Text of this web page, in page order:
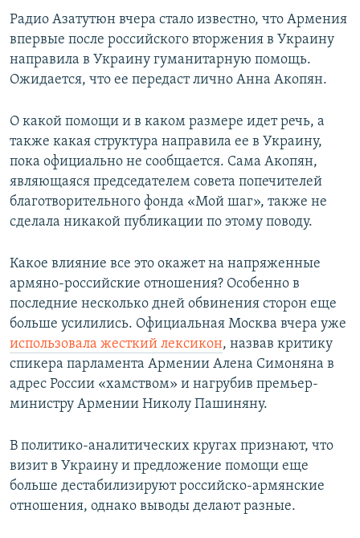
Радио Азатутюн вчера стало известно, что Армения
впервые после российского вторжения в Украину
направила в Украину гуманитарную помощь.
Ожидается, что ее передаст лично Анна Акопян.
О какой помощи и в каком размере идет речь, а
также какая структура направила ее в Украину,
пока официально не сообщается. Сама Акопян,
являющаяся председателем совета попечителей
благотворительного фонда «Мой шаг», также не
сделала никакой публикации по этому поводу.
Какое влияние все это окажет на напряженные
армяно-российские отношения? Особенно в
последние несколько дней обвинения сторон еще
больше усилились. Официальная Москва вчера уже
использовала жесткий лексикон, назвав критику
спикера парламента Армении Алена Симоняна в
адрес России «хамством» и нагрубив премьер-
министру Армении Николу Пашиняну.
В политико-аналитических кругах признают, что
визит в Украину и предложение помощи еще
больше дестабилизируют российско-армянские
отношения, однако выводы делают разные.